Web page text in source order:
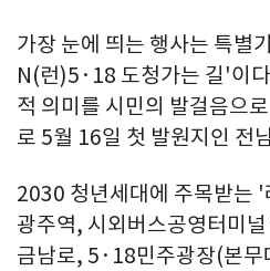
가장 눈에 띄는 행사는 특별
N(런)5·18 도청가는 길'이
적 의미를 시민의 발걸음으
로 5월 16일 첫 발원지인 전
2030 청년세대에 주목받는
광주역, 시외버스공영터미
금남로, 5·18민주광장(본